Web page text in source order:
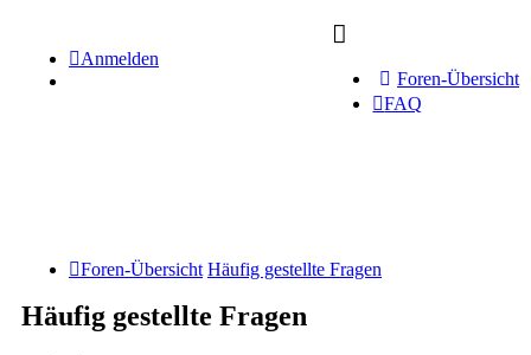
Foren-Übersicht
FAQ
Anmelden
Foren-Übersicht Häufig gestellte Fragen
Häufig gestellte Fragen